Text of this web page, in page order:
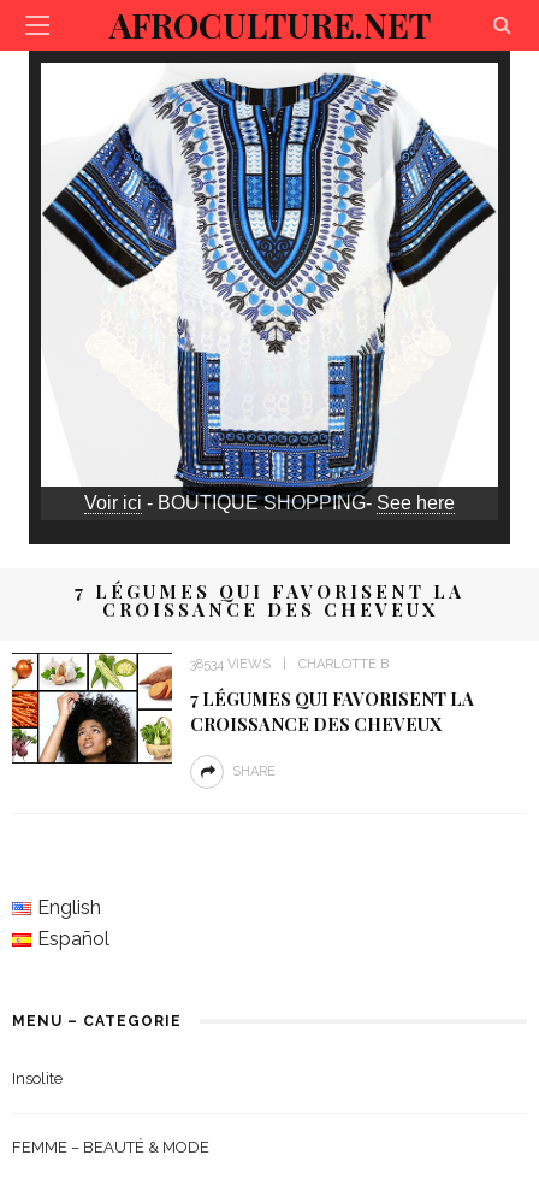
AFROCULTURE.NET
Voir ici - BOUTIQUE SHOPPING- See here
7 LÉGUMES QUI FAVORISENT LA
CROISSANCE DES CHEVEUX
38534 VIEWS CHARLOTTE B
7 LÉGUMES QUI FAVORISENT LA
CROISSANCE DES CHEVEUX
SHARE
English
Español
MENU – CATEGORIE
Insolite
FEMME – BEAUTÉ & MODE